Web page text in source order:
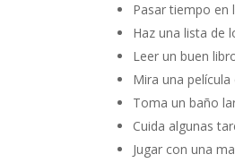
Pasar tiempo en
Haz una lista de
Leer un buen
Mira una
Toma un baño
Cuida algunas
Jugar con una